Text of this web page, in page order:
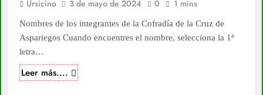
Ursicino 3 de mayo de 2024 0 1 mins
Nombres de los integrantes de la Cofradía de la Cruz de
Aspariegos Cuando encuentres el nombre, selecciona la 1ª
letra…
Leer más....